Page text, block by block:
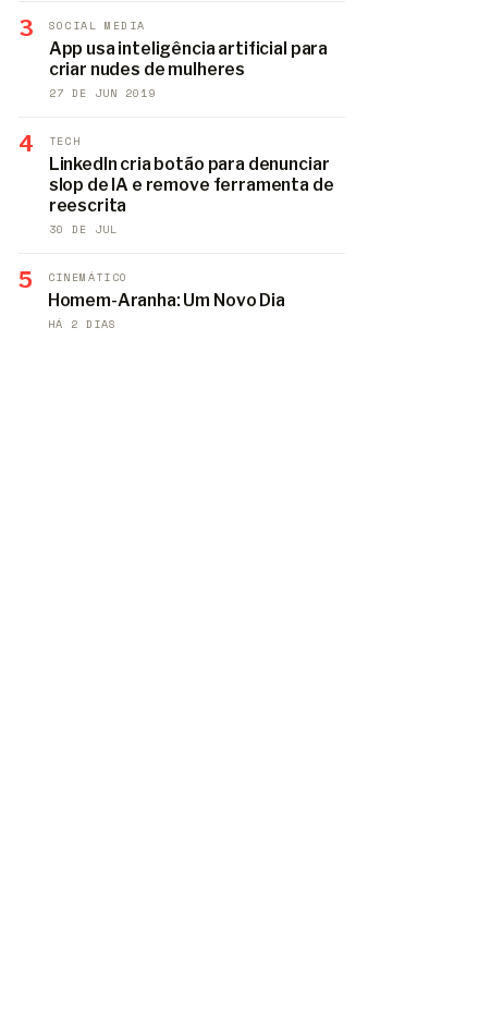
3 SOCIAL MEDIA
App usa inteligência artificial para
criar nudes de mulheres
27 DE JUN 2019
4 TECH
LinkedIn cria botão para denunciar
slop de IA e remove ferramenta de
reescrita
30 DE JUL
5 CINEMÁTICO
Homem-Aranha: Um Novo Dia
HÁ 2 DIAS